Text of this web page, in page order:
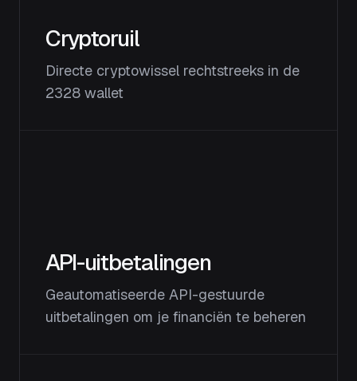
Cryptoruil
Directe cryptowissel rechtstreeks in de
2328 wallet
API-uitbetalingen
Geautomatiseerde API-gestuurde
uitbetalingen om je financiën te beheren